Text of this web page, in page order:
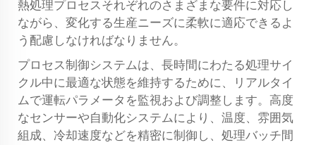
熱処理プロセスそれぞれのさまざまな要件に対応し
ながら、変化する生産ニーズに柔軟に適応できるよ
う配慮しなければなりません。
プロセス制御システムは、長時間にわたる処理サイ
クル中に最適な状態を維持するために、リアルタイ
ムで運転パラメータを監視および調整します。高度
なセンサーや自動化システムにより、温度、雰囲気
組成、冷却速度などを精密に制御し、処理バッチ間